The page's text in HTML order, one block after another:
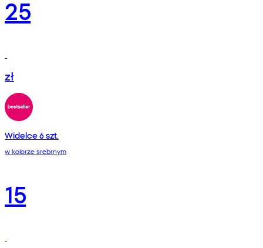
25
zł
Widelce 6 szt.
w kolorze srebrnym
15